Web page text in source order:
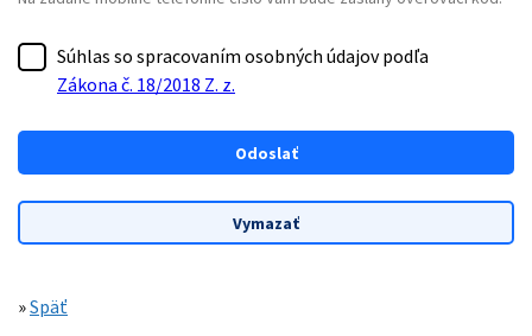
Súhlas so spracovaním osobných údajov podľa
Zákona č. 18/2018 Z. z.
»Späť